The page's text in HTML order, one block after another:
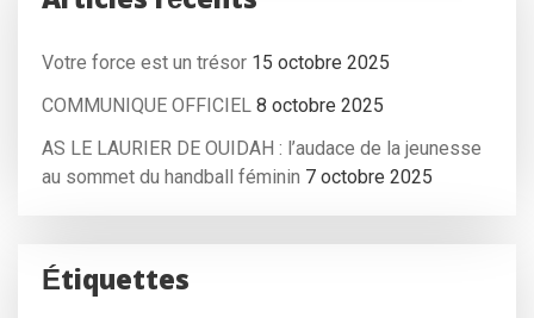
Votre force est un trésor 15 octobre 2025
COMMUNIQUE OFFICIEL 8 octobre 2025
AS LE LAURIER DE OUIDAH : l’audace de la jeunesse
au sommet du handball féminin 7 octobre 2025
Étiquettes